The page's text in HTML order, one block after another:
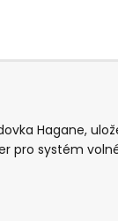
Hagane,
pro systém